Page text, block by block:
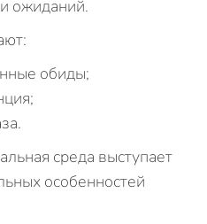
ожиданий.
обиды;
среда выступает
особенностей